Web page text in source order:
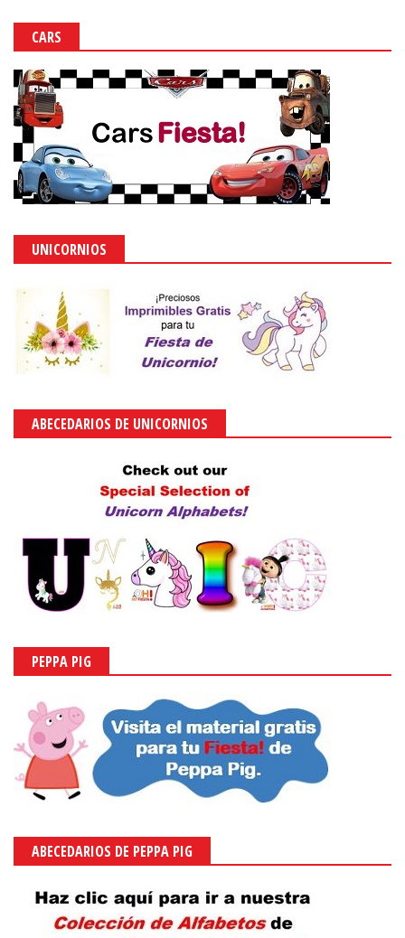
CARS
UNICORNIOS
ABECEDARIOS DE UNICORNIOS
PEPPA PIG
ABECEDARIOS DE PEPPA PIG